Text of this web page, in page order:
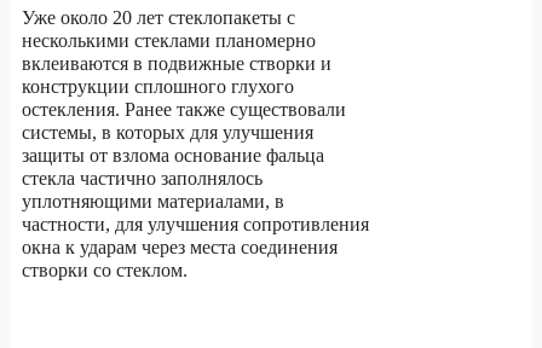
Уже около 20 лет стеклопакеты с
несколькими стеклами планомерно
вклеиваются в подвижные створки и
конструкции сплошного глухого
остекления. Ранее также существовали
системы, в которых для улучшения
защиты от взлома основание фальца
стекла частично заполнялось
уплотняющими материалами, в
частности, для улучшения сопротивления
окна к ударам через места соединения
створки со стеклом.